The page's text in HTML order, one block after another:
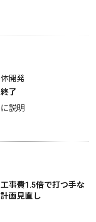
開発
了
説明
事費1.5倍で打つ手な
画見直し